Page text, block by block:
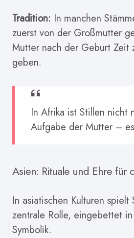
Tradition: In manchen
zuerst von der Großmutter
Mutter nach der Geburt Zeit
geben.
In Afrika ist Stillen nicht
Aufgabe der Mutter –
Asien: Rituale und Ehre für
In asiatischen Kulturen
zentrale Rolle, eingebettet
Symbolik.